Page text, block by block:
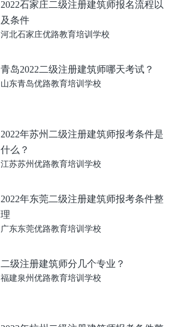
2022石家庄二级注册建筑师报名流程以
及条件
河北石家庄优路教育培训学校
青岛2022二级注册建筑师哪天考试？
山东青岛优路教育培训学校
2022年苏州二级注册建筑师报考条件是
什么？
江苏苏州优路教育培训学校
2022年东莞二级注册建筑师报考条件整
理
广东东莞优路教育培训学校
二级注册建筑师分几个专业？
福建泉州优路教育培训学校